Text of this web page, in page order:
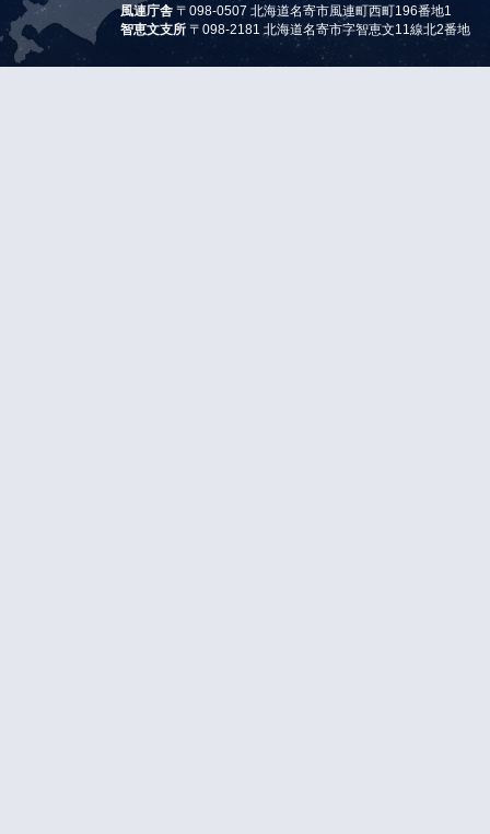
風連庁舎 〒098-0507 北海道名寄市風連町西町196番地1
智恵文支所 〒098-2181 北海道名寄市字智恵文11線北2番地